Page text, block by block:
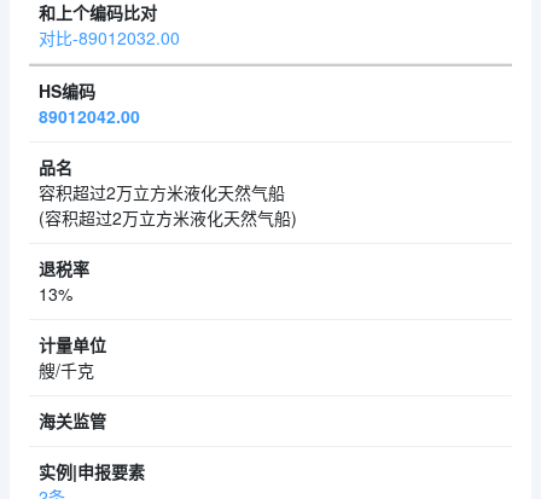
对比-89012032.00
89012042.00
容积超过2万立方米液化天然气船
(容积超过2万立方米液化天然气船)
13%
艘/千克